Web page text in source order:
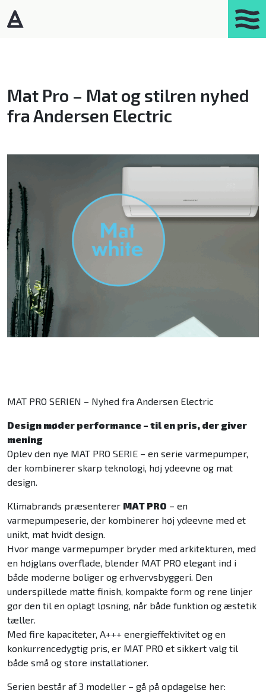
Varmepumper – Luft/luft
Kaminer
Luftrensere
Mobil aircondition
Robotstøvsugere
Ventilator
Poolpumper
Brands
ELL
Andersen Electric
Qlima
Qventi
Midea
Enstal
Blaupunkt
Mat Pro – Mat og stilren nyhed
fra Andersen Electric
MAT PRO SERIEN – Nyhed fra Andersen Electric
Design møder performance – til en pris, der giver
mening
Oplev den nye MAT PRO SERIE – en serie varmepumper,
der kombinerer skarp teknologi, høj ydeevne og mat
design.
Klimabrands præsenterer MAT PRO – en
varmepumpeserie, der kombinerer høj ydeevne med et
unikt, mat hvidt design.
Hvor mange varmepumper bryder med arkitekturen, med
en højglans overflade, blender MAT PRO elegant ind i
både moderne boliger og erhvervsbyggeri. Den
underspillede matte finish, kompakte form og rene linjer
gør den til en oplagt løsning, når både funktion og æstetik
tæller.
Med fire kapaciteter, A+++ energieffektivitet og en
konkurrencedygtig pris, er MAT PRO et sikkert valg til
både små og store installationer.
Serien består af 3 modeller – gå på opdagelse her: